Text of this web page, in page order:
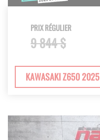
PRIX RÉGULIER
9 844 $
KAWASAKI Z650 2025